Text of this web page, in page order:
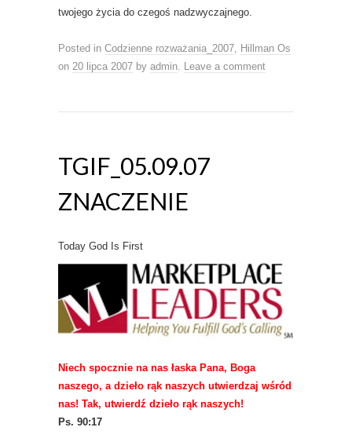
twojego życia do czegoś nadzwyczajnego.
Posted in Codzienne rozważania_2007 Hillman Os
on 20 lipca 2007 by admin Leave a comment
TGIF_05.09.07
ZNACZENIE
Today God Is First
Niech spocznie na nas łaska Pana, Boga
naszego, a dzieło rąk naszych utwierdzaj wśród
nas! Tak, utwierdź dzieło rąk naszych!
Ps. 90:17